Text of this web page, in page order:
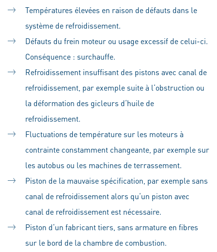
Températures élevées en raison de défauts dans le
système de refroidissement.
Défauts du frein moteur ou usage excessif de celui-ci.
Conséquence : surchauffe.
Refroidissement insuffisant des pistons avec canal de
refroidissement, par exemple suite à l‘obstruction ou
la déformation des gicleurs d‘huile de
refroidissement.
Fluctuations de température sur les moteurs à
contrainte constamment changeante, par exemple sur
les autobus ou les machines de terrassement.
Piston de la mauvaise spécification, par exemple sans
canal de refroidissement alors qu‘un piston avec
canal de refroidissement est nécessaire.
Piston d‘un fabricant tiers, sans armature en fibres
sur le bord de la chambre de combustion.